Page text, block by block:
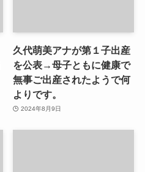
久代萌美アナが第１子出産
を公表→母子ともに健康で
無事ご出産されたようで何
よりです。
2024年8月9日